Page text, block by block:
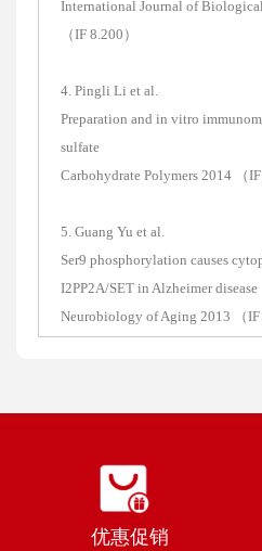
International Journal of
（IF 8.200）
4. Pingli Li et al.
Preparation and in vitro
sulfate
Carbohydrate Polymers 2014 （IF
5. Guang Yu et al.
Ser9 phosphorylation causes
I2PP2A/SET in Alzheimer disease
Neurobiology of Aging 2013 （IF
优惠促销